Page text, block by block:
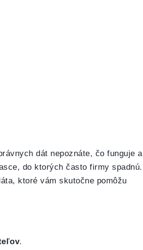
dát nepoznáte, čo funguje a
do ktorých často firmy spadnú.
ktoré vám skutočne pomôžu
.